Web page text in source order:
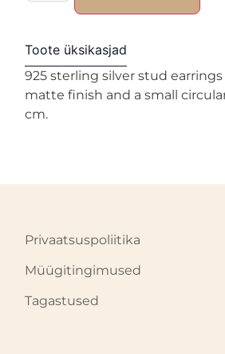
Toote üksikasjad
925 sterling silver stud
matte finish and a small
cm.
Privaatsuspoliitika
Müügitingimused
Tagastused